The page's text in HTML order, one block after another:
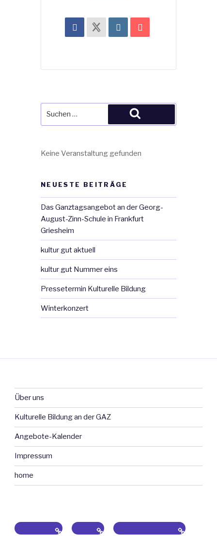
Keine Veranstaltung gefunden
NEUESTE BEITRÄGE
Das Ganztagsangebot an der Georg-
August-Zinn-Schule in Frankfurt
Griesheim
kultur gut aktuell
kultur gut Nummer eins
Pressetermin Kulturelle Bildung
Winterkonzert
Über uns
Kulturelle Bildung an der GAZ
Angebote-Kalender
Impressum
home
Impressum aktuell Kulturelle Bildung